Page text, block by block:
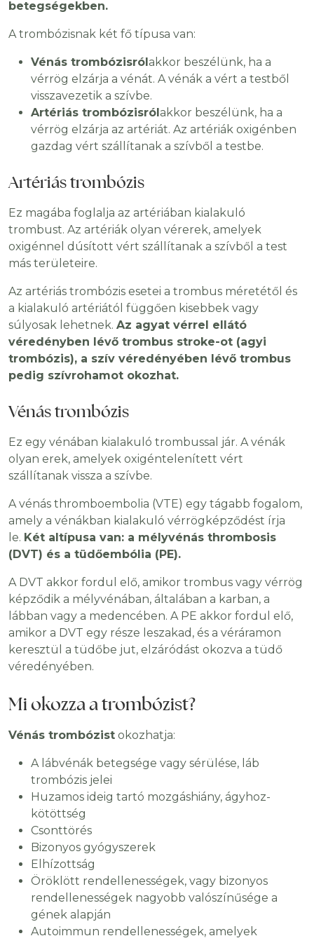
betegségekben.
A trombózisnak két fő típusa van:
Vénás trombózisról akkor beszélünk, ha a
vérrög elzárja a vénát. A vénák a vért a testből
visszavezetik a szívbe.
Artériás trombózisról akkor beszélünk, ha a
vérrög elzárja az artériát. Az artériák oxigénben
gazdag vért szállítanak a szívből a testbe.
Artériás trombózis
Ez magába foglalja az artériában kialakuló
trombust. Az artériák olyan vérerek, amelyek
oxigénnel dúsított vért szállítanak a szívből a test
más területeire.
Az artériás trombózis esetei a trombus méretétől és
a kialakuló artériától függően kisebbek vagy
súlyosak lehetnek. Az agyat vérrel ellátó
véredényben lévő trombus stroke-ot (agyi
trombózis), a szív véredényében lévő trombus
pedig szívrohamot okozhat.
Vénás trombózis
Ez egy vénában kialakuló trombussal jár. A vénák
olyan erek, amelyek oxigéntelenített vért
szállítanak vissza a szívbe.
A vénás thromboembolia (VTE) egy tágabb fogalom,
amely a vénákban kialakuló vérrögképződést írja
le. Két altípusa van: a mélyvénás thrombosis
(DVT) és a tüdőembólia (PE).
A DVT akkor fordul elő, amikor trombus vagy vérrög
képződik a mélyvénában, általában a karban, a
lábban vagy a medencében. A PE akkor fordul elő,
amikor a DVT egy része leszakad, és a véráramon
keresztül a tüdőbe jut, elzáródást okozva a tüdő
véredényében.
Mi okozza a trombózist?
Vénás trombózist okozhatja:
A lábvénák betegsége vagy sérülése, láb
trombózis jelei
Huzamos ideig tartó mozgáshiány, ágyhoz-
kötöttség
Csonttörés
Bizonyos gyógyszerek
Elhízottság
Öröklött rendellenességek, vagy bizonyos
rendellenességek nagyobb valószínűsége a
gének alapján
Autoimmun rendellenességek, amelyek